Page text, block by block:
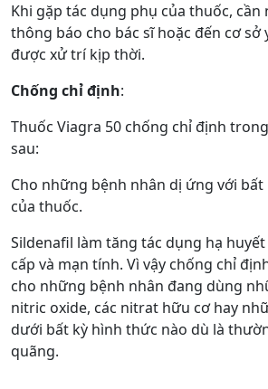
Khi gặp tác dụng phụ của thuốc,
thông báo cho bác sĩ hoặc đến cơ sở
được xử trí kịp thời.
Chống chỉ định:
Thuốc Viagra 50 chống chỉ định
sau:
Cho những bệnh nhân dị ứng với
của thuốc.
Sildenafil làm tăng tác dụng hạ
cấp và mạn tính. Vì vậy chống chỉ
cho những bệnh nhân đang dùng
nitric oxide, các nitrat hữu cơ hay
dưới bất kỳ hình thức nào dù là
quãng.